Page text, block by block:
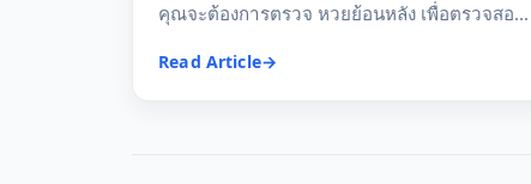
คุณจะต้องการตรวจ หวยย้อนหลัง เพื่อตรวจสอบ
การออกรางวัลในอดีต บทความนี้จะช่วยให้คุณ
Read Article